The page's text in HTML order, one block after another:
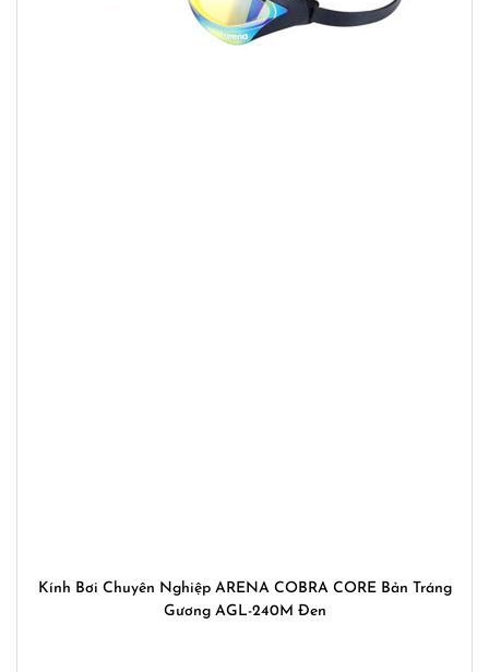
Kính Bơi Chuyên Nghiệp ARENA COBRA CORE Bản Tráng
Gương AGL-240M Đen